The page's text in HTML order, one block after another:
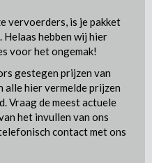
vervoerders, is je pakket
hebben wij hier
voor het ongemak!
gestegen prijzen van
hier vermelde prijzen
Vraag de meest actuele
het invullen van ons
contact met ons